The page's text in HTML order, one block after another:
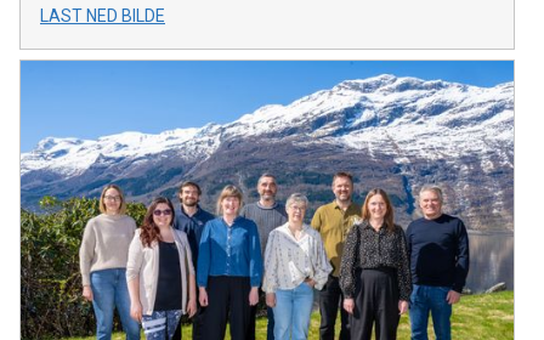
LAST NED BILDE